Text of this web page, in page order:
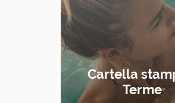
Cartella
Terme